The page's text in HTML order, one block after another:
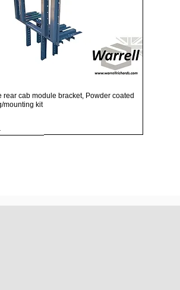
Visualização rápida
rear cab module bracket, Powder coated
mounting kit